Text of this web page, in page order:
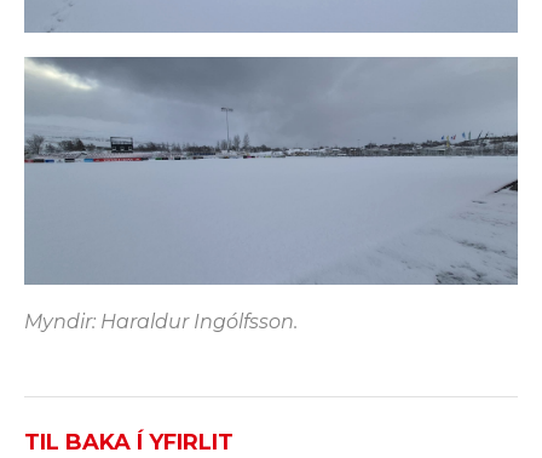
Myndir: Haraldur Ingólfsson.
TIL BAKA Í YFIRLIT